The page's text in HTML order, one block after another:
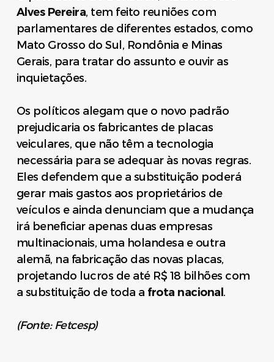
Alves Pereira, tem feito reuniões com
parlamentares de diferentes estados, como
Mato Grosso do Sul, Rondônia e Minas
Gerais, para tratar do assunto e ouvir as
inquietações.
Os políticos alegam que o novo padrão
prejudicaria os fabricantes de placas
veiculares, que não têm a tecnologia
necessária para se adequar às novas regras.
Eles defendem que a substituição poderá
gerar mais gastos aos proprietários de
veículos e ainda denunciam que a mudança
irá beneficiar apenas duas empresas
multinacionais, uma holandesa e outra
alemã, na fabricação das novas placas,
projetando lucros de até R$ 18 bilhões com
a substituição de toda a frota nacional .
(Fonte: Fetcesp)